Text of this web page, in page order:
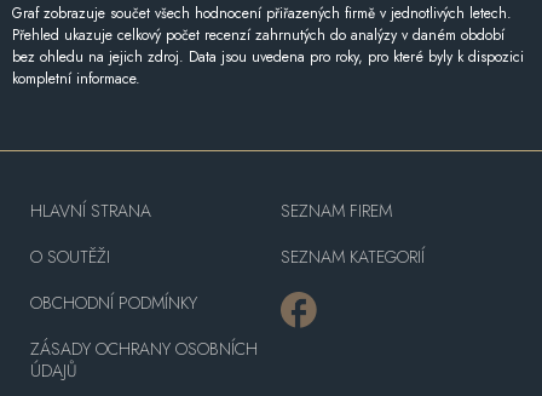
Graf zobrazuje součet všech hodnocení přiřazených firmě v jednotlivých letech.
Přehled ukazuje celkový počet recenzí zahrnutých do analýzy v daném období
bez ohledu na jejich zdroj. Data jsou uvedena pro roky, pro které byly k dispozici
kompletní informace.
HLAVNÍ STRANA
O SOUTĚŽI
OBCHODNÍ PODMÍNKY
ZÁSADY OCHRANY OSOBNÍCH
ÚDAJŮ
SEZNAM FIREM
SEZNAM KATEGORIÍ